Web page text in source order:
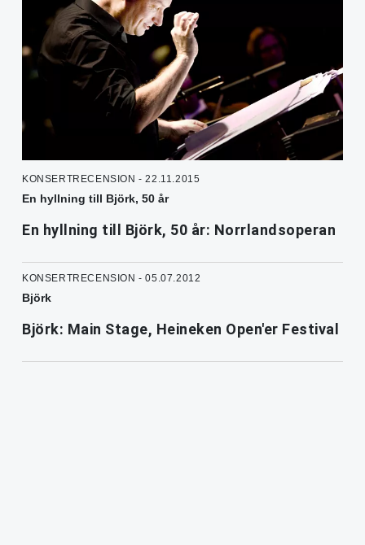
KONSERTRECENSION - 22.11.2015
En hyllning till Björk, 50 år
En hyllning till Björk, 50 år: Norrlandsoperan
KONSERTRECENSION - 05.07.2012
Björk
Björk: Main Stage, Heineken Open'er Festival